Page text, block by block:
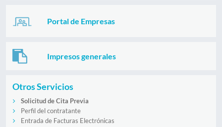
Portal de Empresas
Impresos generales
Otros Servicios
Solicitud de Cita Previa
Perfil del contratante
Entrada de Facturas Electrónicas